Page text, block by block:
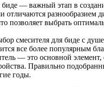
— важный этап в
разнообразием
позволяет выбрать
смесителя для биде с
все более популярным
— это основной элемент,
Правильно
годы.